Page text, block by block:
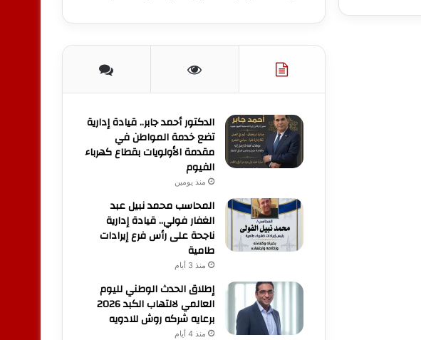
الدكتور أحمد جابر.. قيادة إدارية
تضع خدمة المواطن في
مقدمة الأولويات بقطاع كهرباء
الفيوم
منذ يومين
المحاسب محمد نبيل عبد
الغفار فولي.. قيادة إدارية
ناجحة على رأس فرع إيرادات
طامية
منذ 3 أيام
إطلاق الحدث الوطني لليوم
العالمي لالتهاب الكبد 2026
برعايه شركه روش للادويه
منذ 4 أيام